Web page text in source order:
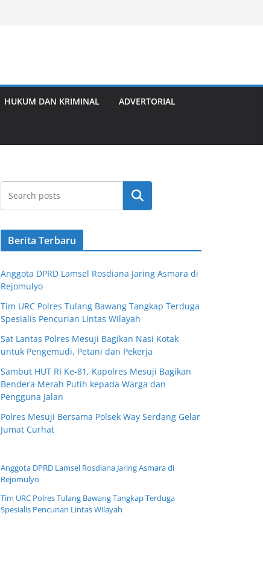
HUKUM DAN KRIMINAL ADVERTORIAL
Cari
Berita Terbaru
Anggota DPRD Lamsel Rosdiana Jaring Asmara di
Rejomulyo
Tim URC Polres Tulang Bawang Tangkap Terduga
Spesialis Pencurian Lintas Wilayah
Sat Lantas Polres Mesuji Bagikan Nasi Kotak
untuk Pengemudi, Petani dan Pekerja
Sambut HUT RI Ke-81, Kapolres Mesuji Bagikan
Bendera Merah Putih kepada Warga dan
Pengguna Jalan
Polres Mesuji Bersama Polsek Way Serdang Gelar
Jumat Curhat
Anggota DPRD Lamsel Rosdiana Jaring Asmara di
Rejomulyo
Tim URC Polres Tulang Bawang Tangkap Terduga
Spesialis Pencurian Lintas Wilayah